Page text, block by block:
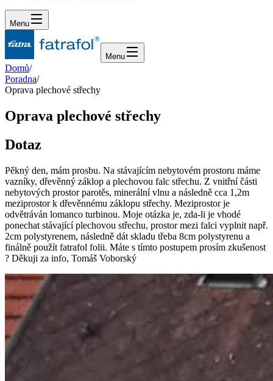
Menu
Menu
Domů/
Poradna/
Oprava plechové střechy
Oprava plechové střechy
Dotaz
Pěkný den, mám prosbu. Na stávajícím nebytovém prostoru máme
vazníky, dřevěnný záklop a plechovou falc střechu. Z vnitřní části
nebytových prostor parotěs, minerální vlnu a následně cca 1,2m
meziprostor k dřevěnnému záklopu střechy. Meziprostor je
odvětráván lomanco turbinou. Moje otázka je, zda-li je vhodé
ponechat stávající plechovou střechu, prostor mezi falci vyplnit např.
2cm polystyrenem, následně dát skladu třeba 8cm polystyrenu a
finálně použít fatrafol folii. Máte s tímto postupem prosím zkušenost
? Děkuji za info, Tomáš Voborský